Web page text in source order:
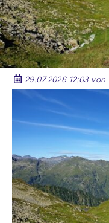
29.07.2026 12:03 von